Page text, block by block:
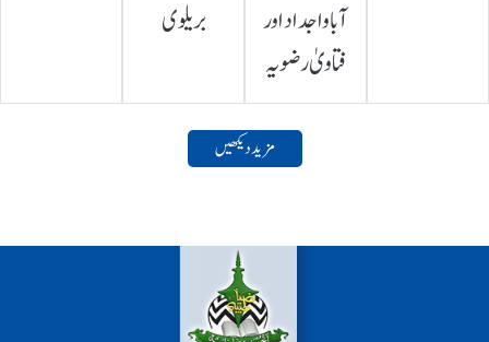
آباواجداد اور
فتاویٰ رضویہ
بریلوی
مزید دیکھیں